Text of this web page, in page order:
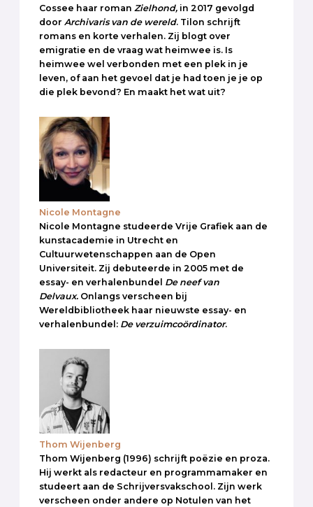
Cossee haar roman Zielhond, in 2017 gevolgd
door Archivaris van de wereld. Tilon schrijft
romans en korte verhalen. Zij blogt over
emigratie en de vraag wat heimwee is. Is
heimwee wel verbonden met een plek in je
leven, of aan het gevoel dat je had toen je je op
die plek bevond? En maakt het wat uit?
Nicole Montagne
Nicole Montagne studeerde Vrije Grafiek aan de
kunstacademie in Utrecht en
Cultuurwetenschappen aan de Open
Universiteit. Zij debuteerde in 2005 met de
essay- en verhalenbundel De neef van
Delvaux. Onlangs verscheen bij
Wereldbibliotheek haar nieuwste essay- en
verhalenbundel: De verzuimcoördinator.
Thom Wijenberg
Thom Wijenberg (1996) schrijft poëzie en proza.
Hij werkt als redacteur en programmamaker en
studeert aan de Schrijversvakschool. Zijn werk
verscheen onder andere op Notulen van het